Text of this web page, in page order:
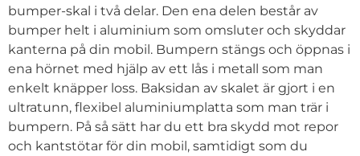
bumper-skal i två delar. Den ena delen består av
bumper helt i aluminium som omsluter och skyddar
kanterna på din mobil. Bumpern stängs och öppnas i
ena hörnet med hjälp av ett lås i metall som man
enkelt knäpper loss. Baksidan av skalet är gjort i en
ultratunn, flexibel aluminiumplatta som man trär i
bumpern. På så sätt har du ett bra skydd mot repor
och kantstötar för din mobil, samtidigt som du